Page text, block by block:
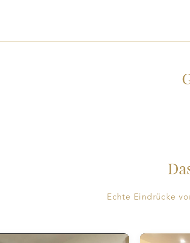
Echte Eindrücke